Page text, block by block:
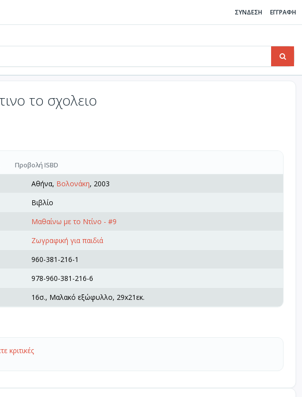
ΣΥΝΔΕΣΗ ΕΓΓΡΑΦΗ
το σχολειο
Προβολή ISBD
Αθήνα, Βολονάκη, 2003
Βιβλίο
Μαθαίνω με το Ντίνο - #9
Ζωγραφική για παιδιά
960-381-216-1
978-960-381-216-6
16σ., Μαλακό εξώφυλλο, 29x21εκ.
κριτικές